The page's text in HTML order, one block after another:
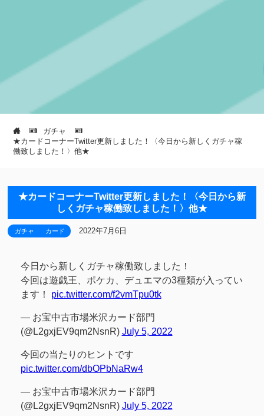
ガチャ
★カードコーナーTwitter更新しました！〈今日から新しくガチャ稼
働致しました！〉他★
★カードコーナーTwitter更新しました！〈今日から新
しくガチャ稼働致しました！〉他★
ガチャ カード 2022年7月6日
今日から新しくガチャ稼働致しました！
今回は遊戯王、ポケカ、デュエマの3種類が入ってい
ます！ pic.twitter.com/f2vmTpu0tk
— お宝中古市場米沢カード部門
(@L2gxjEV9qm2NsnR) July 5, 2022
今回の当たりのヒントです
pic.twitter.com/dbOPbNaRw4
— お宝中古市場米沢カード部門
(@L2gxjEV9qm2NsnR) July 5, 2022